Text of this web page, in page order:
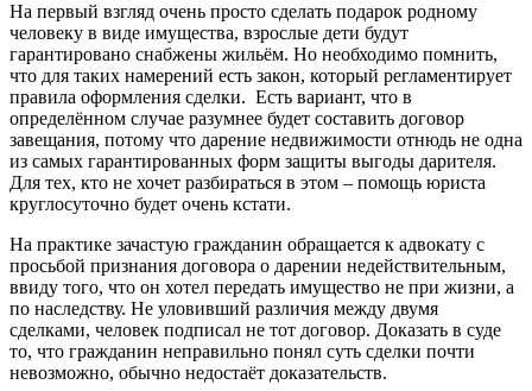
На первый взгляд очень просто сделать подарок родному
человеку в виде имущества, взрослые дети будут
гарантировано снабжены жильём. Но необходимо помнить,
что для таких намерений есть закон, который регламентирует
правила оформления сделки. Есть вариант, что в
определённом случае разумнее будет составить договор
завещания, потому что дарение недвижимости отнюдь не одна
из самых гарантированных форм защиты выгоды дарителя.
Для тех, кто не хочет разбираться в этом – помощь юриста
круглосуточно будет очень кстати.
На практике зачастую гражданин обращается к адвокату с
просьбой признания договора о дарении недействительным,
ввиду того, что он хотел передать имущество не при жизни, а
по наследству. Не уловивший различия между двумя
сделками, человек подписал не тот договор. Доказать в суде
то, что гражданин неправильно понял суть сделки почти
невозможно, обычно недостаёт доказательств.